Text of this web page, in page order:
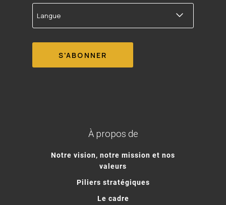
Langue
À propos de
Notre vision, notre mission et nos
valeurs
Piliers stratégiques
Le cadre